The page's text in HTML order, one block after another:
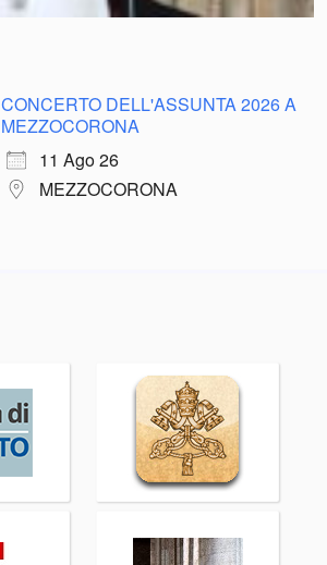
CONCERTO DELL'ASSUNTA 2026 A
MEZZOCORONA
11 Ago 26
MEZZOCORONA